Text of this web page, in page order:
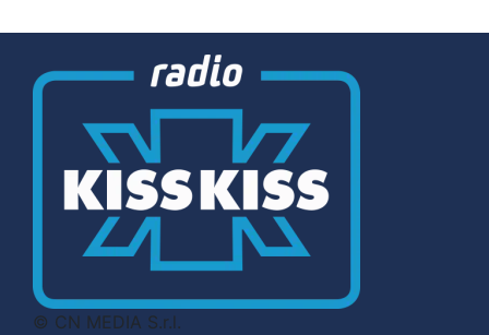
© CN MEDIA S.r.l.